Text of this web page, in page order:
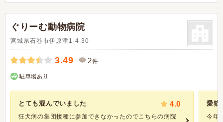
ぐりーむ動物病院
宮城県石巻市伊原津1-4-30
3.49 2件
駐車場あり
とても混んでいました 4.0
狂犬病の集団接種に参加できなかったのでこちらの病院
愛猫
今年